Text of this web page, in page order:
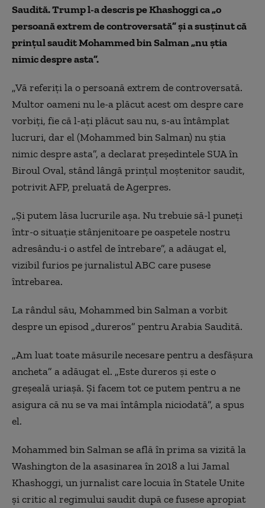
Saudită. Trump l-a descris pe Khashoggi ca „o
persoană extrem de controversată” și a susținut că
prinţul saudit Mohammed bin Salman „nu ştia
nimic despre asta”.
„Vă referiţi la o persoană extrem de controversată.
Multor oameni nu le-a plăcut acest om despre care
vorbiţi, fie că l-aţi plăcut sau nu, s-au întâmplat
lucruri, dar el (Mohammed bin Salman) nu ştia
nimic despre asta”, a declarat preşedintele SUA în
Biroul Oval, stând lângă prinţul moştenitor saudit,
potrivit AFP, preluată de Agerpres.
„Şi putem lăsa lucrurile aşa. Nu trebuie să-l puneţi
într-o situaţie stânjenitoare pe oaspetele nostru
adresându-i o astfel de întrebare”, a adăugat el,
vizibil furios pe jurnalistul ABC care pusese
întrebarea.
La rândul său, Mohammed bin Salman a vorbit
despre un episod „dureros” pentru Arabia Saudită.
„Am luat toate măsurile necesare pentru a desfăşura
ancheta” a adăugat el. „Este dureros şi este o
greşeală uriaşă. Şi facem tot ce putem pentru a ne
asigura că nu se va mai întâmpla niciodată”, a spus
el.
Mohammed bin Salman se află în prima sa vizită la
Washington de la asasinarea în 2018 a lui Jamal
Khashoggi, un jurnalist care locuia în Statele Unite
şi critic al regimului saudit după ce fusese apropiat